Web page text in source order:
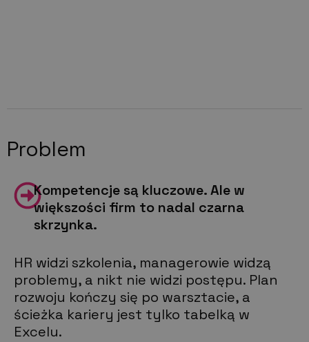
Problem
Kompetencje są kluczowe. Ale w
większości firm to nadal czarna
skrzynka.
HR widzi szkolenia, managerowie widzą
problemy, a nikt nie widzi postępu. Plan
rozwoju kończy się po warsztacie, a
ścieżka kariery jest tylko tabelką w
Excelu.